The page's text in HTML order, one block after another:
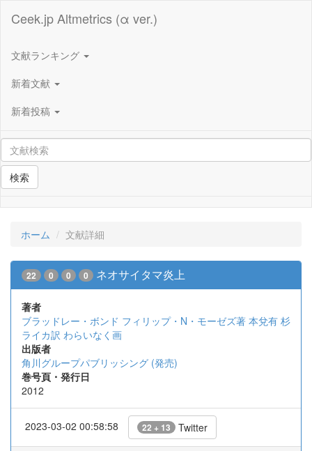
Ceek.jp Altmetrics (α ver.)
文献ランキング
新着文献
新着投稿
検索
ホーム 文献詳細
22 0 0 0 ネオサイタマ炎上
著者
ブラッドレー・ボンド フィリップ・N・モーゼズ著 本兌有 杉
ライカ訳 わらいなく画
出版者
角川グループパブリッシング (発売)
巻号頁・発行日
2012
2023-03-02 00:58:58 22 + 13 Twitter